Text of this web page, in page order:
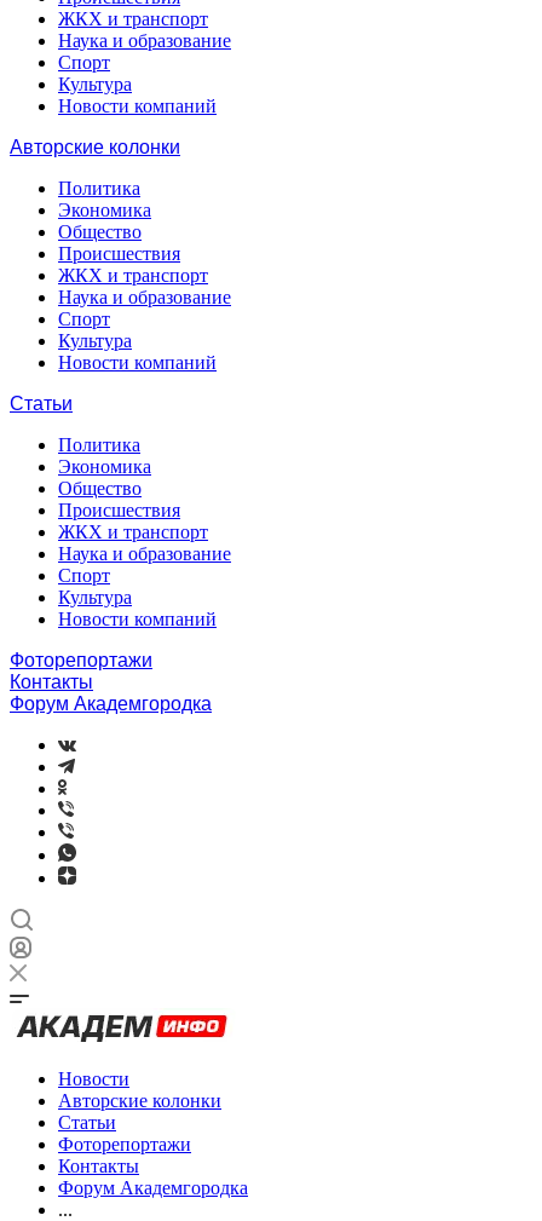
ЖКХ и транспорт
Наука и образование
Спорт
Культура
Новости компаний
Авторские колонки
Политика
Экономика
Общество
Происшествия
ЖКХ и транспорт
Наука и образование
Спорт
Культура
Новости компаний
Статьи
Политика
Экономика
Общество
Происшествия
ЖКХ и транспорт
Наука и образование
Спорт
Культура
Новости компаний
Фоторепортажи
Контакты
Форум Академгородка
Новости
Авторские колонки
Статьи
Фоторепортажи
Контакты
Форум Академгородка
...